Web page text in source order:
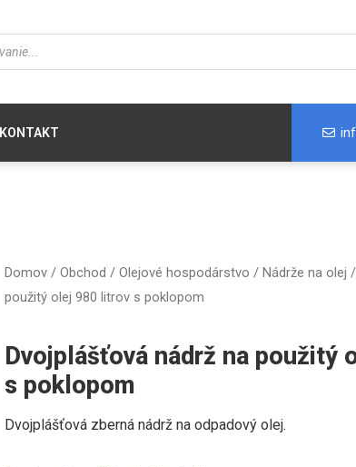
KONTAKT
Domov/ Obchod / Olejové hospodárstvo / Nádrže na olej
použitý olej 980 litrov s poklopom
Dvojplášťová nádrž na použitý
s poklopom
Dvojplášťová zberná nádrž na odpadový olej.